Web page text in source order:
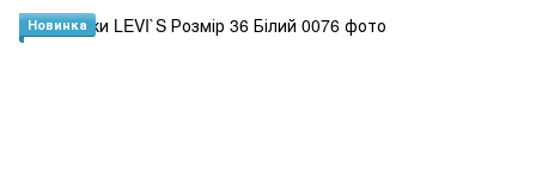
Новинка